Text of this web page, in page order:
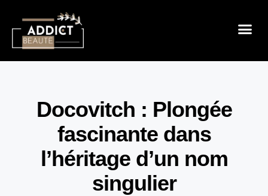
Docovitch : Plongée
fascinante dans
l’héritage d’un nom
singulier